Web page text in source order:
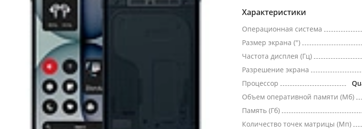
Характеристики
Операционная система
Размер экрана (")
Частота дисплея (Гц)
Разрешение экрана
Процессор
Объем оперативной памяти (Мб)
Память (Гб)
Количество точек матрицы (Мп)